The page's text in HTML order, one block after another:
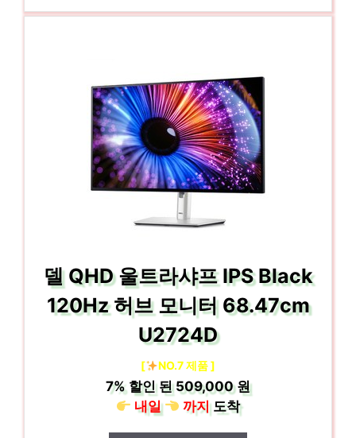
델 QHD 울트라샤프 IPS Black
120Hz 허브 모니터 68.47cm
U2724D
[ NO.7 제품 ]
7%할인 된509,000 원
내일
까지도착